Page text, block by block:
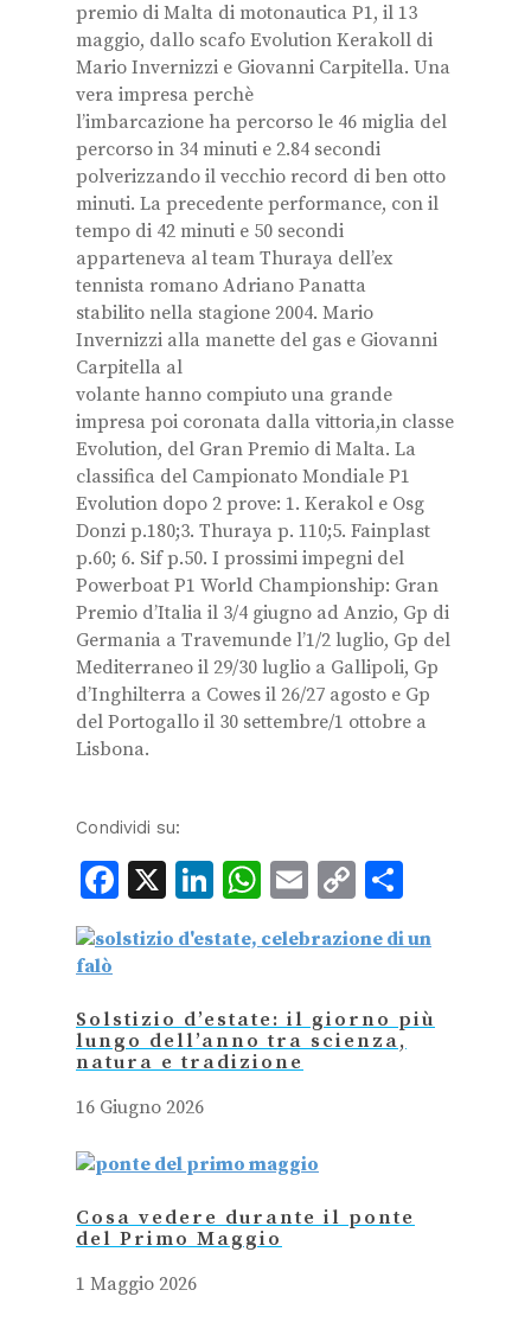
premio di Malta di motonautica P1, il 13
maggio, dallo scafo Evolution Kerakoll di
Mario Invernizzi e Giovanni Carpitella. Una
vera impresa perchè
l’imbarcazione ha percorso le 46 miglia del
percorso in 34 minuti e 2.84 secondi
polverizzando il vecchio record di ben otto
minuti. La precedente performance, con il
tempo di 42 minuti e 50 secondi
apparteneva al team Thuraya dell’ex
tennista romano Adriano Panatta
stabilito nella stagione 2004. Mario
Invernizzi alla manette del gas e Giovanni
Carpitella al
volante hanno compiuto una grande
impresa poi coronata dalla vittoria,in classe
Evolution, del Gran Premio di Malta. La
classifica del Campionato Mondiale P1
Evolution dopo 2 prove: 1. Kerakol e Osg
Donzi p.180;3. Thuraya p. 110;5. Fainplast
p.60; 6. Sif p.50. I prossimi impegni del
Powerboat P1 World Championship: Gran
Premio d’Italia il 3/4 giugno ad Anzio, Gp di
Germania a Travemunde l’1/2 luglio, Gp del
Mediterraneo il 29/30 luglio a Gallipoli, Gp
d’Inghilterra a Cowes il 26/27 agosto e Gp
del Portogallo il 30 settembre/1 ottobre a
Lisbona.
Condividi su:
Facebook
X LinkedIn
WhatsApp
Email
Copy
Link
Solstizio d’estate: il giorno più
lungo dell’anno tra scienza,
natura e tradizione
16 Giugno 2026
Cosa vedere durante il ponte
del Primo Maggio
1 Maggio 2026